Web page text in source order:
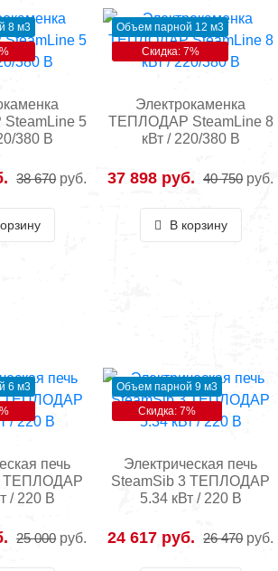
8 м3
5
380 В
38 670 руб.
Объем парной 12 м3
Скидка: 7%
Электрокаменка
ТЕПЛОДАР SteamLine 8
кВт / 220/380 В
37 898 руб. 40 750 руб.
В корзину
6 м3
печь
ТЕПЛОДАР
/ 220 В
25 000 руб.
Объем парной 9 м3
Скидка: 7%
Электрическая печь
SteamSib 3 ТЕПЛОДАР
5.34 кВт / 220 В
24 617 руб. 26 470 руб.